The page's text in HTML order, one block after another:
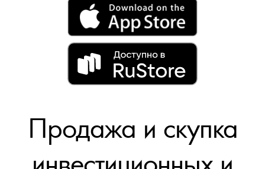
Продажа и скупка
инвестиционных и